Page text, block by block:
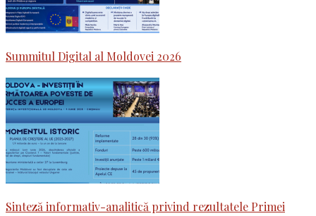
Summitul Digital al Moldovei 2026
Sinteză informativ-analitică privind rezultatele Primei